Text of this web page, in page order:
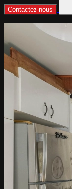
Contactez-nous